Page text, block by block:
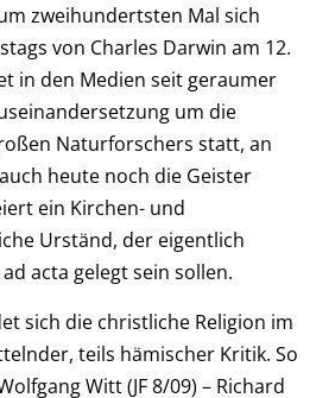
zweihundertsten Mal sich
von Charles Darwin am 12.
in den Medien seit geraumer
um die
Naturforschers statt, an
heute noch die Geister
ein Kirchen- und
Urständ, der eigentlich
acta gelegt sein sollen.
sich die christliche Religion im
teils hämischer Kritik. So
Witt (JF 8/09) – Richard